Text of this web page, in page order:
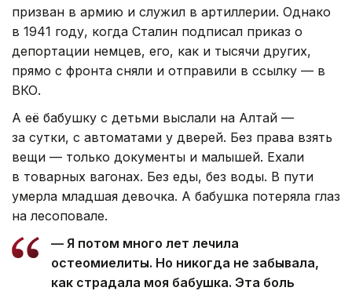
призван в армию и служил в артиллерии. Однако
в 1941 году, когда Сталин подписал приказ о
депортации немцев, его, как и тысячи других,
прямо с фронта сняли и отправили в ссылку — в
ВКО.
А её бабушку с детьми выслали на Алтай —
за сутки, с автоматами у дверей. Без права взять
вещи — только документы и малышей. Ехали
в товарных вагонах. Без еды, без воды. В пути
умерла младшая девочка. А бабушка потеряла глаз
на лесоповале.
— Я потом много лет лечила
остеомиелиты. Но никогда не забывала,
как страдала моя бабушка. Эта боль